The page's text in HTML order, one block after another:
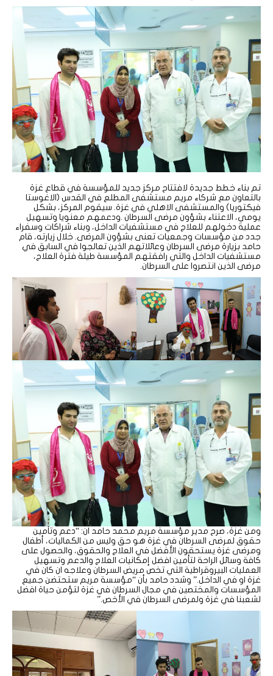
تم بناء خطط جديدة لافتتاح مركز جديد للمؤسسة في قطاع غزة
بالتعاون مع شركاء مريم مستشفى المطلع في القدس (الاغوستا
فيكتوريا) والمستشفى الاهلي في غزة. سيقوم المركز، بشكل
يومي، الاعتناء بشؤون مرضى السرطان .ودعمهم معنويا وتسهيل
عملية دخولهم للعلاج في مستشفيات الداخل، وبناء شراكات وسفراء
جدد من مؤسسات وجمعيات تعنى بشؤون المرضى. خلال زيارته، قام
حامد بزيارة مرضى السرطان وعائلاتهم الذين تعالجوا في السابق في
مستشفيات الداخل والتي رافقتهم المؤسسة طيلة فترة العلاج،
مرضى الذين انتصروا على السرطان.
ومن غزة، صرح مدير مؤسسة مريم محمد حامد ان: “دعم وتأمين
حقوق لمرضى السرطان في غزة هو حق وليس من الكماليات، أطفال
ومرضى غزة يستحقون الأفضل في العلاج والحقوق، والحصول على
كافة وسائل الراحة لتأمين افضل إمكانيات العلاج والدعم وتسهيل
العمليات البيروقراطية التي تخص مريض السرطان وعلاجه ان كان في
غزة او في الداخل.” وشدد حامد بأن “مؤسسة مريم ستحتضن جميع
المؤسسات والمختصين في مجال السرطان في غزة لتؤمن حياة افضل
لشعبنا في غزة ولمرضى السرطان في الأخص.”